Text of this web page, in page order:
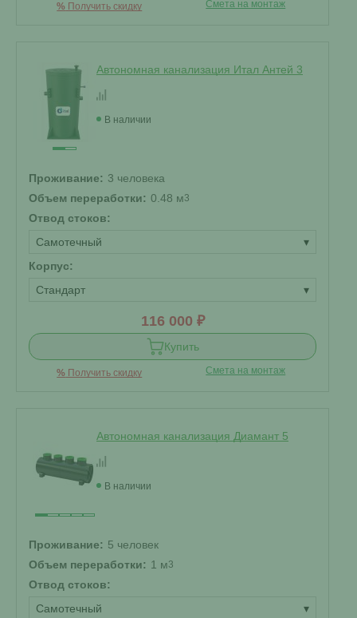
% Получить скидку Смета на монтаж
Автономная канализация Итал Антей 3
В наличии
Проживание: 3 человека
Объем переработки: 0.48 м3
Отвод стоков:
Самотечный
▾
Корпус:
Стандарт
▾
116 000 ₽
Купить
% Получить скидку Смета на монтаж
Автономная канализация Диамант 5
В наличии
Проживание: 5 человек
Объем переработки: 1 м3
Отвод стоков:
Самотечный
▾